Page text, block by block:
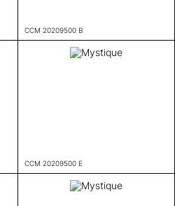
CCM 20209500 B
CCM 20209500 E